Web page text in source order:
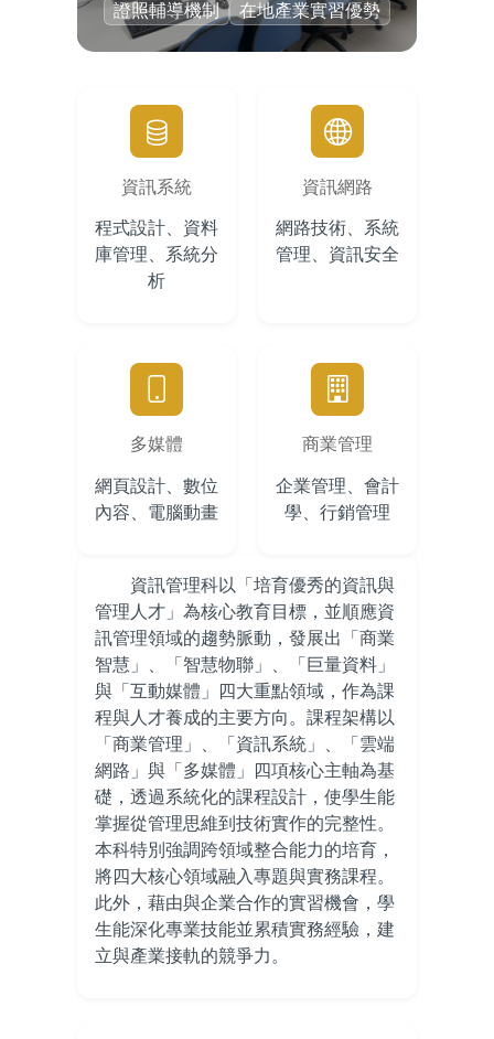
證照輔導機制
在地產業實習優勢
資訊系統
程式設計、資料
庫管理、系統分
析
資訊網路
網路技術、系統
管理、資訊安全
多媒體
網頁設計、數位
內容、電腦動畫
商業管理
企業管理、會計
學、行銷管理
資訊管理科以「培育優秀的資訊與
管理人才」為核心教育目標，並順應資
訊管理領域的趨勢脈動，發展出「商業
智慧」、「智慧物聯」、「巨量資料」
與「互動媒體」四大重點領域，作為課
程與人才養成的主要方向。課程架構以
「商業管理」、「資訊系統」、「雲端
網路」與「多媒體」四項核心主軸為基
礎，透過系統化的課程設計，使學生能
掌握從管理思維到技術實作的完整性。
本科特別強調跨領域整合能力的培育，
將四大核心領域融入專題與實務課程。
此外，藉由與企業合作的實習機會，學
生能深化專業技能並累積實務經驗，建
立與產業接軌的競爭力。